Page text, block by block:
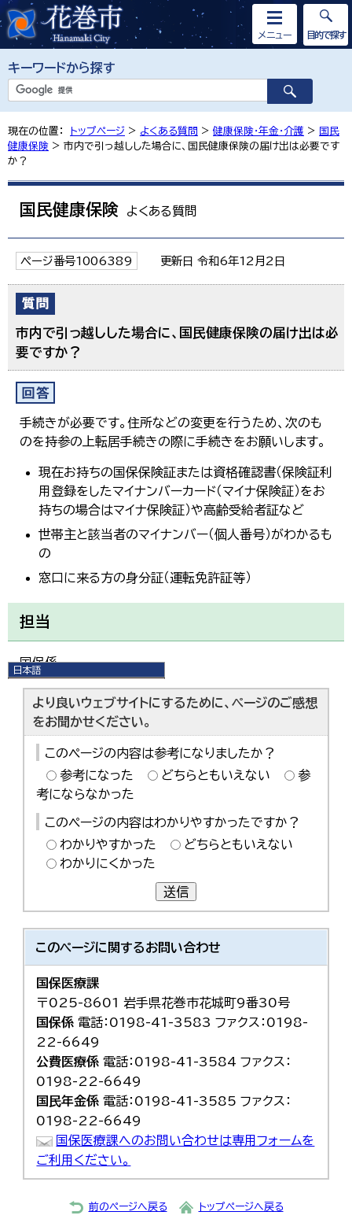
キーワードから探す
メニュー
日本語
English
한국어
简体中文
繁體中文
目的で探す
現在の位置： トップページ > よくある質問 > 健康保険・年金・介護 > 国民
健康保険 > 市内で引っ越しした場合に、国民健康保険の届け出は必要です
か？
国民健康保険 よくある質問
ページ番号1006389 更新日 令和6年12月2日
市内で引っ越しした場合に、国民健康保険の届け出は必
要ですか？
手続きが必要です。住所などの変更を行うため、次のも
のを持参の上転居手続きの際に手続きをお願いします。
現在お持ちの国保保険証または資格確認書（保険証利
用登録をしたマイナンバーカード（マイナ保険証）をお
持ちの場合はマイナ保険証）や高齢受給者証など
世帯主と該当者のマイナンバー（個人番号）がわかるも
の
窓口に来る方の身分証（運転免許証等）
担当
国保係
より良いウェブサイトにするために、ページのご感想
をお聞かせください。
このページの内容は参考になりましたか？
参考になった
どちらともいえない
参
考にならなかった
このページの内容はわかりやすかったですか？
わかりやすかった
どちらともいえない
わかりにくかった
送信
このページに関するお問い合わせ
国保医療課
〒025-8601 岩手県花巻市花城町9番30号
国保係 電話：0198-41-3583 ファクス：0198-
22-6649
公費医療係 電話：0198-41-3584 ファクス：
0198-22-6649
国民年金係 電話：0198-41-3585 ファクス：
0198-22-6649
国保医療課へのお問い合わせは専用フォームを
ご利用ください。
前のページへ戻る トップページへ戻る